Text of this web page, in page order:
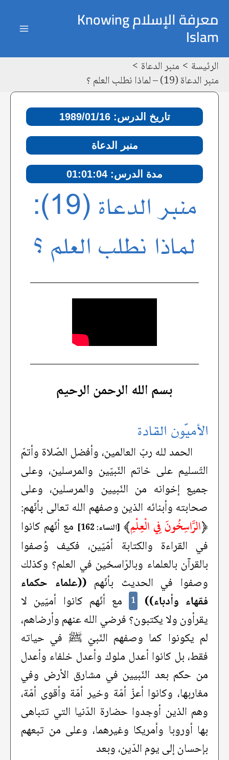
إلى
المحتوى
معرفة الإسلام Knowing
Islam
الرئيسة
منبر الدعاة
منبر الدعاة (19) – لماذا نطلب العلم ؟
تاريخ الدرس: 1989/01/16
منبر الدعاة
مدة الدرس: 01:01:04
منبر الدعاة (19):
لماذا نطلب العلم ؟
بسم الله الرحمن الرحيم
الأميّون القادة
الحمد لله ربّ العالمين، وأفضل الصّلاة وأتمّ
التّسليم على خاتم النّبيّين والمرسلين، وعلى
جميع إخوانه من النّبيين والمرسلين، وعلى
صحابته وأبنائه الذين وصفهم الله تعالى بأنّهم:
﴿الرَّاسِخُونَ فِي الْعِلْمِ﴾ [النساء: 162]
مع أنّهم كانوا
في القراءة والكتابة أمّيّين، فكيف وُصفوا
بالقرآن بالعلماء وبالرّاسخين في العلم؟ وكذلك
وصفوا في الحديث بأنّهم ((علماء حكماء
فقهاء وأدباء))
1
مع أنّهم كانوا أميّين لا
يقرأون ولا يكتبون؟ فرضي الله عنهم وأرضاهم،
لم يكونوا كما وصفهم النّبيّ ﷺ في حياته
فقط، بل كانوا أعدل ملوك وأعدل خلفاء وأعدل
من حكم بعد النّبيين في مشارق الأرض وفي
مغاربها، وكانوا أعزّ أمّة وخير أمّة وأقوى أمّة،
وهم الذين أوجدوا حضارة الدّنيا التي تتباهى
بها أوروبا وأمريكا وغيرهما، وعلى من تبعهم
بإحسان إلى يوم الدّين، وبعد
navigation